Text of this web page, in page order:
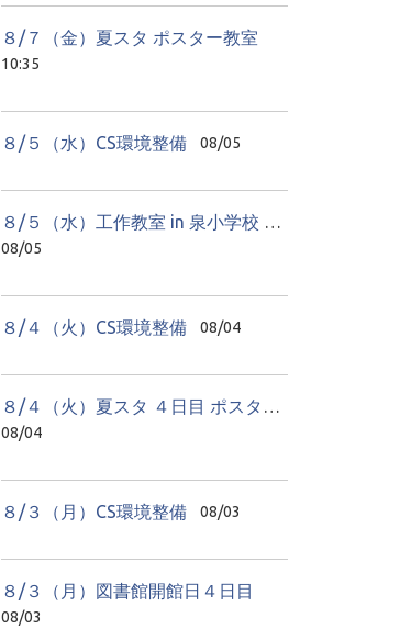
８/７（金）夏スタ ポスター教室
10:35
８/５（水）CS環境整備 08/05
８/５（水）工作教室 in 泉小学校 ２日目
08/05
８/４（火）CS環境整備 08/04
８/４（火）夏スタ ４日目 ポスター教室
08/04
８/３（月）CS環境整備 08/03
８/３（月）図書館開館日４日目
08/03